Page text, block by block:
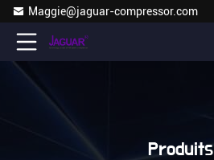
Maggie@jaguar-compressor.com
Produits